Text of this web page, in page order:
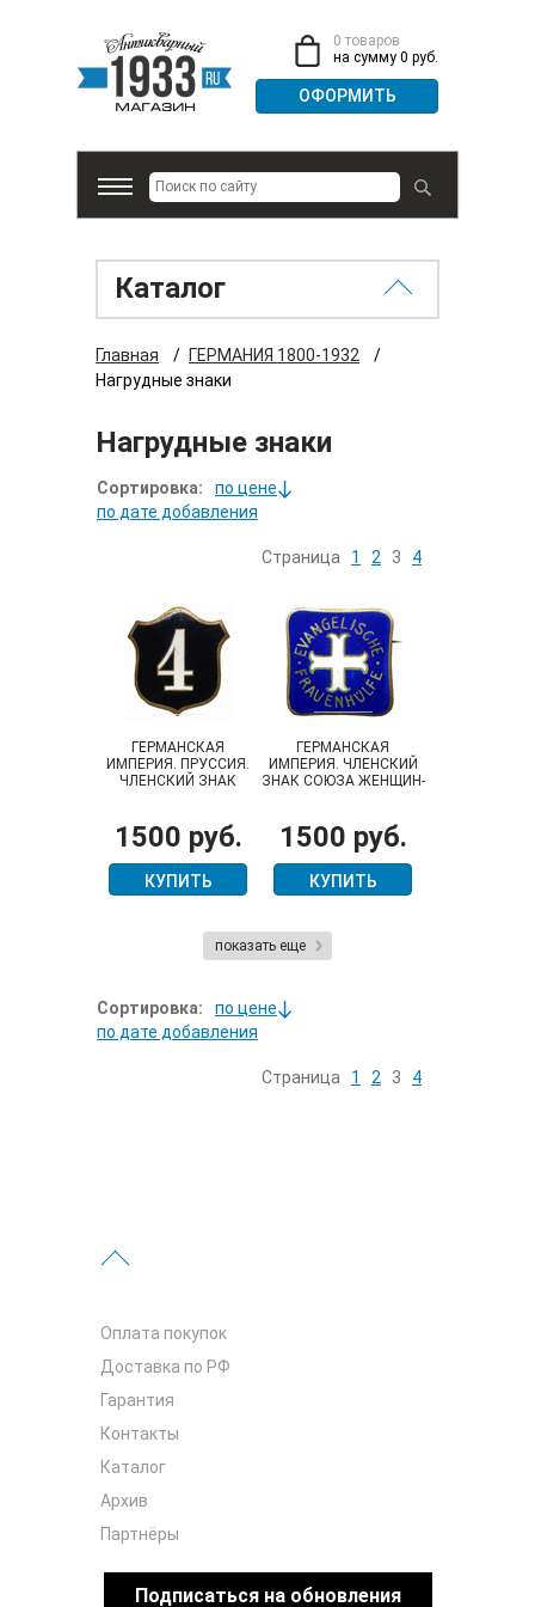
0 товаров
на сумму 0 руб.
Каталог
Главная / ГЕРМАНИЯ 1800-1932
/
Нагрудные знаки
Нагрудные знаки
Сортировка:
по цене
по дате добавления
Страница 1 2 3 4
ГЕРМАНСКАЯ
ИМПЕРИЯ. ПРУССИЯ.
ЧЛЕНСКИЙ ЗНАК
ПЕХОТНОГО ПОЛКА
1500 руб.
КУПИТЬ
ГЕРМАНСКАЯ
ИМПЕРИЯ. ЧЛЕНСКИЙ
ЗНАК СОЮЗА ЖЕНЩИН-
ЖЕНСКАЯ
ВЗАИМОПОМОЩЬ"
1500 руб.
КУПИТЬ
показать еще
Сортировка:
по цене
по дате добавления
Страница 1 2 3 4
Оплата покупок
Доставка по РФ
Гарантия
Контакты
Каталог
Архив
Партнёры
Подписаться на обновления